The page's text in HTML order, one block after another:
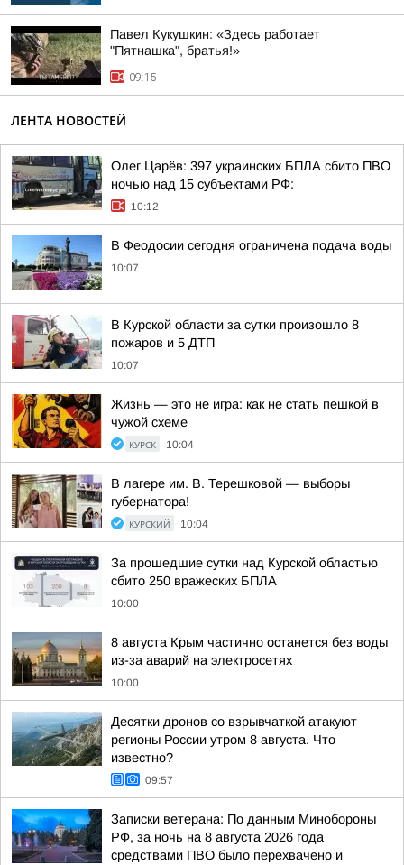
Павел Кукушкин: «Здесь работает
"Пятнашка", братья!»
09:15
ЛЕНТА НОВОСТЕЙ
Олег Царёв: 397 украинских БПЛА сбито ПВО
ночью над 15 субъектами РФ:
10:12
В Феодосии сегодня ограничена подача воды
10:07
В Курской области за сутки произошло 8
пожаров и 5 ДТП
10:07
Жизнь — это не игра: как не стать пешкой в
чужой схеме
КУРСК 10:04
В лагере им. В. Терешковой — выборы
губернатора!
КУРСКИЙ 10:04
За прошедшие сутки над Курской областью
сбито 250 вражеских БПЛА
10:00
8 августа Крым частично останется без воды
из-за аварий на электросетях
10:00
Десятки дронов со взрывчаткой атакуют
регионы России утром 8 августа. Что
известно?
09:57
Записки ветерана: По данным Минобороны
РФ, за ночь на 8 августа 2026 года
средствами ПВО было перехвачено и